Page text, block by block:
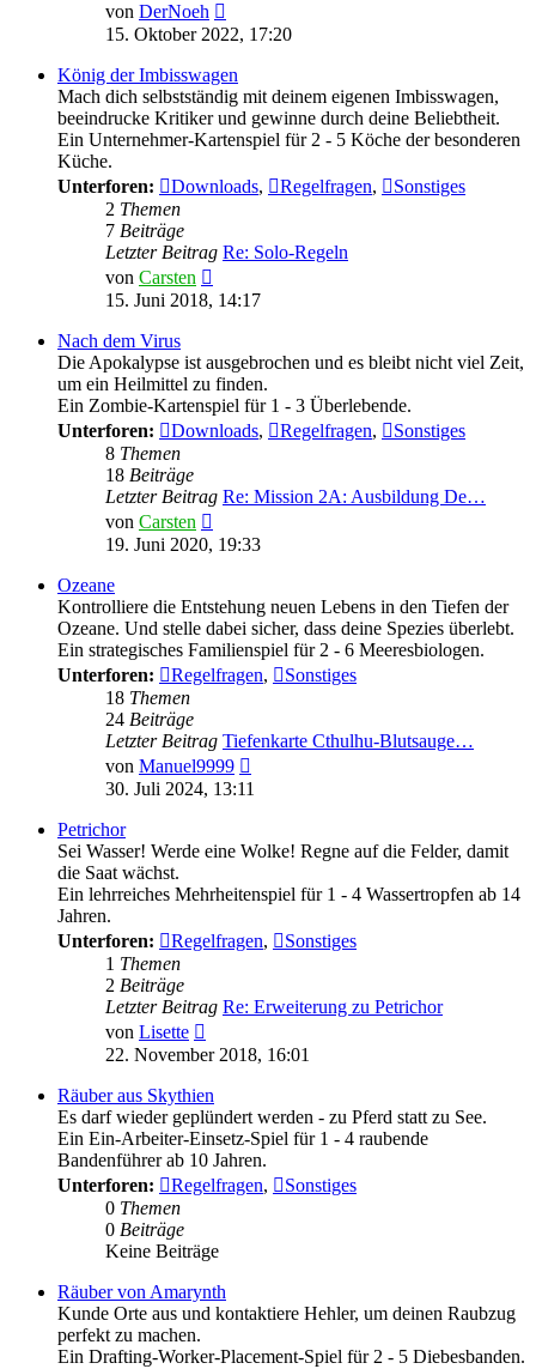
von DerNoeh
Beitrag
15. Oktober 2022, 17:20
König der Imbisswagen
Mach dich selbstständig mit deinem eigenen Imbisswagen,
beeindrucke Kritiker und gewinne durch deine Beliebtheit.
Ein Unternehmer-Kartenspiel für 2 - 5 Köche der besonderen
Küche.
Unterforen:
Downloads, Regelfragen,
Sonstiges
2 Themen
7 Beiträge
Letzter Beitrag Re: Solo-Regeln
von Carsten
Beitrag
15. Juni 2018, 14:17
Nach dem Virus
Die Apokalypse ist ausgebrochen und es bleibt nicht viel Zeit,
um ein Heilmittel zu finden.
Ein Zombie-Kartenspiel für 1 - 3 Überlebende.
Unterforen:
Downloads, Regelfragen,
Sonstiges
8 Themen
18 Beiträge
Letzter Beitrag Re: Mission 2A: Ausbildung De…
von Carsten
Beitrag
19. Juni 2020, 19:33
Ozeane
Kontrolliere die Entstehung neuen Lebens in den Tiefen der
Ozeane. Und stelle dabei sicher, dass deine Spezies überlebt.
Ein strategisches Familienspiel für 2 - 6 Meeresbiologen.
Unterforen:
Regelfragen,
Sonstiges
18 Themen
24 Beiträge
Letzter Beitrag Tiefenkarte Cthulhu-Blutsauge…
von Manuel9999
Beitrag
30. Juli 2024, 13:11
Petrichor
Sei Wasser! Werde eine Wolke! Regne auf die Felder, damit
die Saat wächst.
Ein lehrreiches Mehrheitenspiel für 1 - 4 Wassertropfen ab 14
Jahren.
Unterforen:
Regelfragen,
Sonstiges
1 Themen
2 Beiträge
Letzter Beitrag Re: Erweiterung zu Petrichor
von Lisette
Beitrag
22. November 2018, 16:01
Räuber aus Skythien
Es darf wieder geplündert werden - zu Pferd statt zu See.
Ein Ein-Arbeiter-Einsetz-Spiel für 1 - 4 raubende
Bandenführer ab 10 Jahren.
Unterforen:
Regelfragen,
Sonstiges
0 Themen
0 Beiträge
Keine Beiträge
Räuber von Amarynth
Kunde Orte aus und kontaktiere Hehler, um deinen Raubzug
perfekt zu machen.
Ein Drafting-Worker-Placement-Spiel für 2 - 5 Diebesbanden.